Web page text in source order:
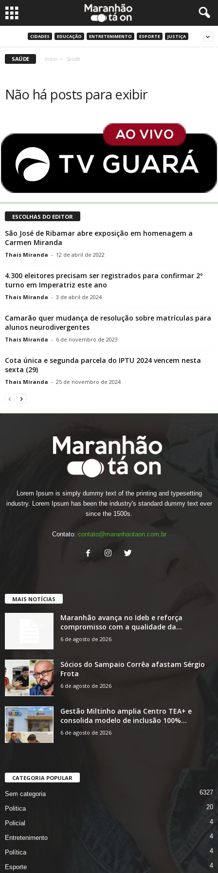
CIDADES EDUCAÇÃO ENTRETENIMENTO ESPORTE JUSTIÇA
SAÚDE Início Saúde
Não há posts para exibir
ESCOLHAS DO EDITOR
São José de Ribamar abre exposição em homenagem a
Carmen Miranda
Thais Miranda - 12 de abril de 2022
4.300 eleitores precisam ser registrados para confirmar 2º
turno em Imperatriz este ano
Thais Miranda - 3 de abril de 2024
Camarão quer mudança de resolução sobre matrículas para
alunos neurodivergentes
Thais Miranda - 6 de novembro de 2023
Cota única e segunda parcela do IPTU 2024 vencem nesta
sexta (29)
Thais Miranda - 25 de novembro de 2024
Lorem Ipsum is simply dummy text of the printing and typesetting
industry. Lorem Ipsum has been the industry's standard dummy text ever
since the 1500s.
Contato: contato@maranhaotaon.com.br
MAIS NOTÍCIAS
Maranhão avança no Ideb e reforça
compromisso com a qualidade da...
6 de agosto de 2026
Sócios do Sampaio Corrêa afastam Sérgio
Frota
6 de agosto de 2026
Gestão Miltinho amplia Centro TEA+ e
consolida modelo de inclusão 100%...
6 de agosto de 2026
CATEGORIA POPULAR
Sem categoria 6327
Politica 20
Policial 4
Entretenimento 4
Política 4
Esporte 4